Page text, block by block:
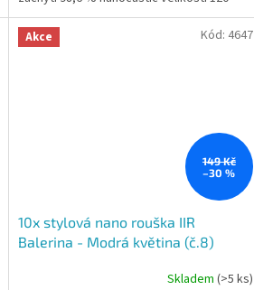
nanometrů (tj....
Akce
149 Kč
–30 %
10x stylová nano rouška IIR
Balerina - Modrá květina (č.8)
Skladem (>5 ks)
Kód: 4647